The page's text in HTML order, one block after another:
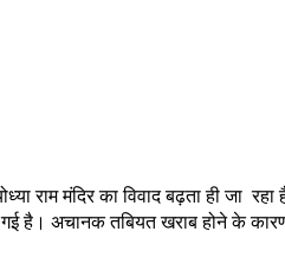
राम मंदिर का विवाद बढ़ता ही जा
है। अचानक तबियत खराब होने के